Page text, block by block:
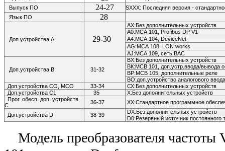
Выпуск ПО
24-27
SXXX: Последняя версия -
Язык ПО
28
Доп.устройства А 29-30
АХ:Без дополнительных устройств
А0:МСА 101, Profibus DP V1
А4:МСА 104,
DeviceNet
AG:МСА 108,
LON works
AJ:МСА 109, сеть ВАС
Доп.устройства В 31-32
ВХ:Без дополнительных устройств
ВК:МСВ 101, доп.устр.ввода/вывода
ВР:МСВ 105, дополнительные реле
ВО:доп.устройство аналогового
Доп.устройства СО, МСО
33-34
СХ:Без дополнительных устройств
Доп.устройства С1
35
Х:Без дополнительных устройств
Прог. обесп. доп. устройств
С
36-37 ХХ:Стандартное программное
Доп.устройства D 38-39
DX:Без дополнительных устройств
D0:Резервный источник постоянного
Модель преобразователя